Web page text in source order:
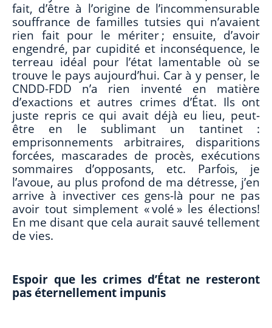
fait, d’être à l’origine de l’incommensurable
souffrance de familles tutsies qui n’avaient
rien fait pour le mériter ; ensuite, d’avoir
engendré, par cupidité et inconséquence, le
terreau idéal pour l’état lamentable où se
trouve le pays aujourd’hui. Car à y penser, le
CNDD-FDD n’a rien inventé en matière
d’exactions et autres crimes d’État. Ils ont
juste repris ce qui avait déjà eu lieu, peut-
être en le sublimant un tantinet :
emprisonnements arbitraires, disparitions
forcées, mascarades de procès, exécutions
sommaires d’opposants, etc. Parfois, je
l’avoue, au plus profond de ma détresse, j’en
arrive à invectiver ces gens-là pour ne pas
avoir tout simplement « volé » les élections!
En me disant que cela aurait sauvé tellement
de vies.
Espoir que les crimes d’État ne resteront
pas éternellement impunis